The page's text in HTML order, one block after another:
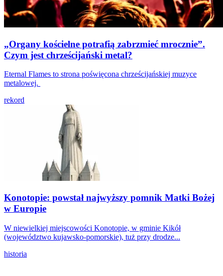
„Organy kościelne potrafią zabrzmieć mrocznie”.
Czym jest chrześcijański metal?
Eternal Flames to strona poświęcona chrześcijańskiej muzyce
metalowej.
rekord
Konotopie: powstał najwyższy pomnik Matki Bożej
w Europie
W niewielkiej miejscowości Konotopie, w gminie Kikół
(województwo kujawsko-pomorskie), tuż przy drodze...
historia